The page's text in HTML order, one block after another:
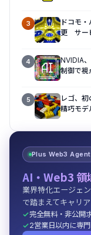
3
ドコモ
更 サー
4
NVIDIA
制御で視
5
レゴ、
精巧モデ
Plus Web3 Agent
AI・Web3 領
業界特化エージェ
で踏まえてキャリア
完全無料・非公開
2営業日以内に専